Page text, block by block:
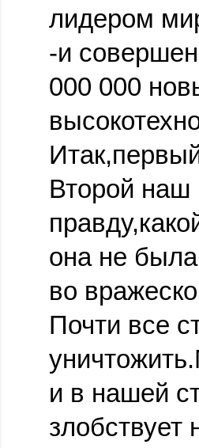
лидером
-и
000 000
Второй наш
она не
во
Почти все
и в нашей
злобствует